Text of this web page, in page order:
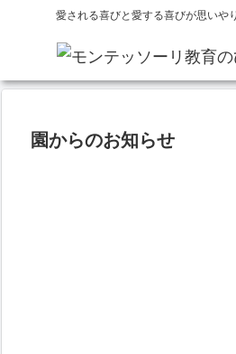
愛される喜びと愛する喜びが思いや
園からのお知らせ